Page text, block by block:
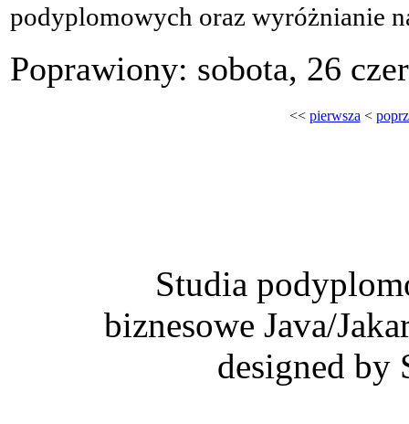
podyplomowych oraz wyróżnianie
Poprawiony: sobota, 26
<< pierwsza <
Studia
biznesowe Java/
designed by